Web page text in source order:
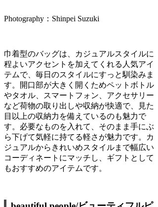
Photography：Shinpei Suzuki
巾着型のバッグは、カジュアルスタイルに
程よいアクセントを加えてくれる人気アイ
テムで、毎日のスタイルにすっと馴染みま
す。開口部が大きく開くためペットボトル
やタオル、スマートフォン、アクセサリー
など荷物の取り出しや収納が快適で、見た
目以上の収納力を備えているのも魅力で
す。必要なものを入れて、そのまま手にぶ
ら下げて気軽に持てる軽さが魅力です。カ
ジュアルからきれいめスタイルまで幅広い
コーディネートにマッチし、ギフトとして
もおすすめのアイテムです。